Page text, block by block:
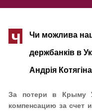
Ч Чи можлива
держбанків в
Андрія
За потери в Крыму
компенсацию за счет